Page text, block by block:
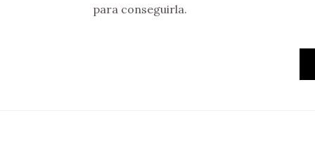
para conseguirla.